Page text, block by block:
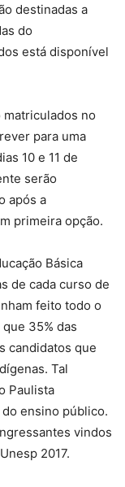
destinadas a
do
está disponível
matriculados no
para uma
10 e 11 de
serão
após a
primeira opção.
Básica
de cada curso de
feito todo o
35% das
candidatos que
Tal
Paulista
ensino público.
vindos
2017.